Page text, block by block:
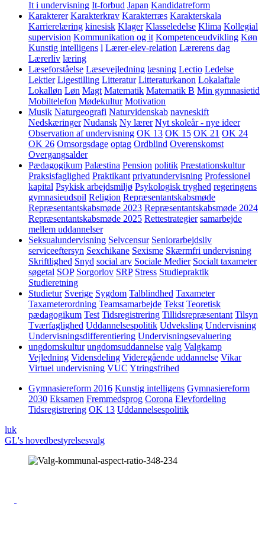
It i undervisning It-forbud Japan Kandidatreform
Karakterer Karakterkrav Karakterræs Karakterskala
Karrierelæring kinesisk Klager Klasseledelse Klima Kollegial
supervision Kommunikation og it Kompetenceudvikling Køn
Kunstig intelligens l Lærer-elev-relation Lærerens dag
Lærerliv læring
Læseforståelse Læsevejledning læsning Lectio Ledelse
Lektier Ligestilling Litteratur Litteraturkanon Lokalaftale
Lokalløn Løn Magt Matematik Matematik B Min gymnasietid
Mobiltelefon Mødekultur Motivation
Musik Naturgeografi Naturvidenskab navneskift
Nedskæringer Nudansk Ny lærer Nyt skoleår - nye ideer
Observation af undervisning OK 13 OK 15 OK 21 OK 24
OK 26 Omsorgsdage optag Ordblind Overenskomst
Overgangsalder
Pædagogikum Palæstina Pension politik Præstationskultur
Praksisfaglighed Praktikant privatundervisning Professionel
kapital Psykisk arbejdsmiljø Psykologisk tryghed regeringens
gymnasieudspil Religion Repræsentantskabsmøde
Repræsentantskabsmøde 2023 Repræsentantskabsmøde 2024
Repræsentantskabsmøde 2025 Rettestrategier samarbejde
mellem uddannelser
Seksualundervisning Selvcensur Seniorarbejdsliv
serviceeftersyn Sexchikane Sexisme Skærmfri undervisning
Skriftlighed Snyd social arv Sociale Medier Socialt taxameter
søgetal SOP Sorgorlov SRP Stress Studiepraktik
Studieretning
Studietur Sverige Sygdom Talblindhed Taxameter
Taxameterordning Teamsamarbejde Tekst Teoretisk
pædagogikum Test Tidsregistrering Tillidsrepræsentant Tilsyn
Tværfaglighed Uddannelsespolitik Udveksling Undervisning
Undervisningsdifferentiering Undervisningsevaluering
ungdomskultur ungdomsuddannelse valg Valgkamp
Vejledning Vidensdeling Videregående uddannelse Vikar
Virtuel undervisning VUC Ytringsfrihed
Gymnasiereform 2016 Kunstig intelligens Gymnasiereform
2030 Eksamen Fremmedsprog Corona Elevfordeling
Tidsregistrering OK 13 Uddannelsespolitik
luk
GL's hovedbestyrelsesvalg